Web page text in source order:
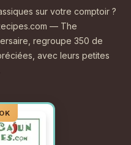
sur votre comptoir ?
— The
regroupe 350 de
avec leurs petites